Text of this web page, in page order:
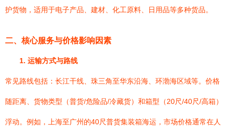
护货物，适用于电子产品、建材、化工原料、日用品等多种货品。
二、核心服务与价格影响因素
1. 运输方式与路线
常见路线包括：长江干线、珠三角至华东沿海、环渤海区域等。价格
随距离、货物类型（普货/危险品/冷藏货）和箱型（20尺/40尺/高箱）
浮动。例如，上海至广州的40尺普货集装箱海运，市场价格通常在人